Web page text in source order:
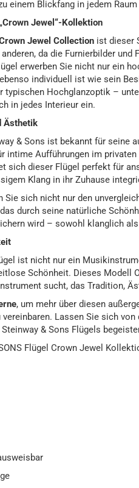
einem Blickfang in jedem
Jewel“-Kollektion
Jewel Collection ist dieser
da die Furnierbilder und
erwerben Sie nicht nur ein
individuell ist wie sein
typischen Hochglanzoptik –
in jedes Interieur ein.
Ästhetik
& Sons ist bekannt für seine
intime Aufführungen im
sich dieser Flügel perfekt für
Klang in ihr Zuhause
Sie sich nicht nur den
durch seine natürliche
wird – sowohl klanglich
ist nicht nur ein
Schönheit. Dieses Modell
sucht, das Tradition,
, um mehr über diesen
Lassen Sie sich
& Sons Flügels
Flügel Crown Jewel